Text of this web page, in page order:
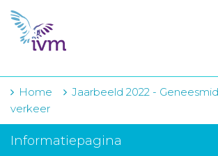
VMI
FTO voorbereiding
IVM-academie
Zorginstellingen
Voorschrijfgedrag
Home
Jaarbeeld 2022 -
verkeer
Informatiepagina